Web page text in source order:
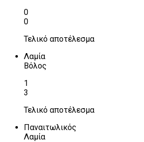
0
0
Τελικό αποτέλεσμα
Λαμία
Βόλος
1
3
Τελικό αποτέλεσμα
Παναιτωλικός
Λαμία